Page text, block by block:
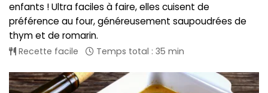
enfants ! Ultra faciles à faire, elles cuisent de
préférence au four, généreusement saupoudrées de
thym et de romarin.
Recette facile Temps total : 35 min